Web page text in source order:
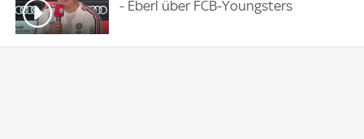
- Eberl über FCB-Youngsters